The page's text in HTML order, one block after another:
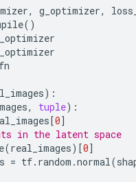
, g_optimizer,
()
):
, tuple):
[0]
in the latent space
(real_images)[0]
= tf. random .normal(